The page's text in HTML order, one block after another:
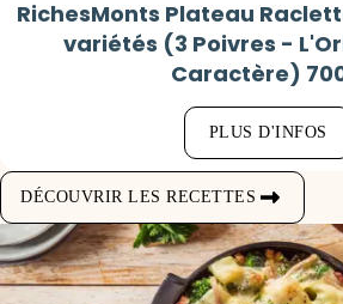
RichesMonts Plateau
variétés (3 Poivres -
Caractère)
PLUS D'INFOS
DÉCOUVRIR LES RECETTES